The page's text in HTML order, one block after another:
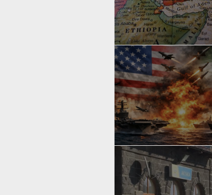
yazanBahri Ak
yazanBahri Ak